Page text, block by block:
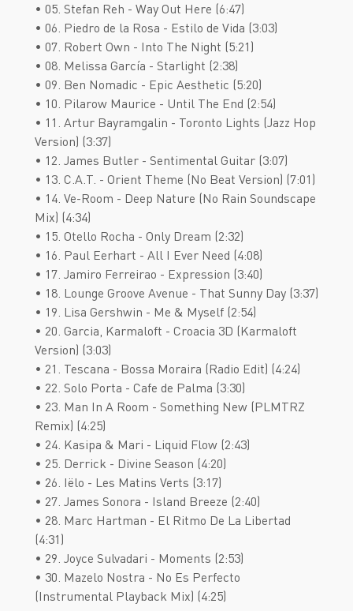
• 05. Stefan Reh - Way Out Here (6:47)
• 06. Piedro de la Rosa - Estilo de Vida (3:03)
• 07. Robert Own - Into The Night (5:21)
• 08. Melissa García - Starlight (2:38)
• 09. Ben Nomadic - Epic Aesthetic (5:20)
• 10. Pilarow Maurice - Until The End (2:54)
• 11. Artur Bayramgalin - Toronto Lights (Jazz Hop
Version) (3:37)
• 12. James Butler - Sentimental Guitar (3:07)
• 13. C.A.T. - Orient Theme (No Beat Version) (7:01)
• 14. Ve-Room - Deep Nature (No Rain Soundscape
Mix) (4:34)
• 15. Otello Rocha - Only Dream (2:32)
• 16. Paul Eerhart - All I Ever Need (4:08)
• 17. Jamiro Ferreirao - Expression (3:40)
• 18. Lounge Groove Avenue - That Sunny Day (3:37)
• 19. Lisa Gershwin - Me & Myself (2:54)
• 20. Garcia, Karmaloft - Croacia 3D (Karmaloft
Version) (3:03)
• 21. Tescana - Bossa Moraira (Radio Edit) (4:24)
• 22. Solo Porta - Cafe de Palma (3:30)
• 23. Man In A Room - Something New (PLMTRZ
Remix) (4:25)
• 24. Kasipa & Mari - Liquid Flow (2:43)
• 25. Derrick - Divine Season (4:20)
• 26. Iëlo - Les Matins Verts (3:17)
• 27. James Sonora - Island Breeze (2:40)
• 28. Marc Hartman - El Ritmo De La Libertad
(4:31)
• 29. Joyce Sulvadari - Moments (2:53)
• 30. Mazelo Nostra - No Es Perfecto
(Instrumental Playback Mix) (4:25)